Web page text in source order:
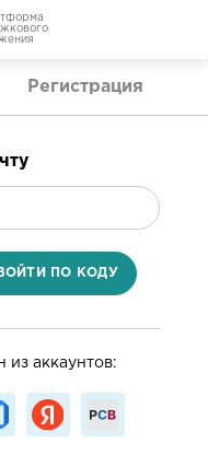
Регистрация
ПО КОДУ
из аккаунтов: